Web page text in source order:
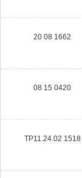
20 08 1662
08 15 0420
TP11.24.02 1518